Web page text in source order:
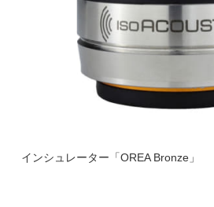
インシュレーター「OREA Bronze」